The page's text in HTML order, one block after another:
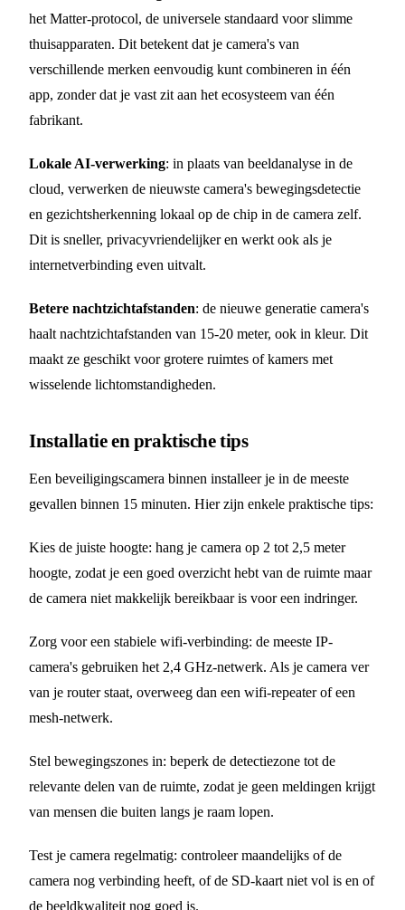
het Matter-protocol, de universele standaard voor slimme
thuisapparaten. Dit betekent dat je camera's van
verschillende merken eenvoudig kunt combineren in één
app, zonder dat je vast zit aan het ecosysteem van één
fabrikant.
Lokale AI-verwerking: in plaats van beeldanalyse in de
cloud, verwerken de nieuwste camera's bewegingsdetectie
en gezichtsherkenning lokaal op de chip in de camera zelf.
Dit is sneller, privacyvriendelijker en werkt ook als je
internetverbinding even uitvalt.
Betere nachtzichtafstanden: de nieuwe generatie camera's
haalt nachtzichtafstanden van 15-20 meter, ook in kleur. Dit
maakt ze geschikt voor grotere ruimtes of kamers met
wisselende lichtomstandigheden.
Installatie en praktische tips
Een beveiligingscamera binnen installeer je in de meeste
gevallen binnen 15 minuten. Hier zijn enkele praktische tips:
Kies de juiste hoogte: hang je camera op 2 tot 2,5 meter
hoogte, zodat je een goed overzicht hebt van de ruimte maar
de camera niet makkelijk bereikbaar is voor een indringer.
Zorg voor een stabiele wifi-verbinding: de meeste IP-
camera's gebruiken het 2,4 GHz-netwerk. Als je camera ver
van je router staat, overweeg dan een wifi-repeater of een
mesh-netwerk.
Stel bewegingszones in: beperk de detectiezone tot de
relevante delen van de ruimte, zodat je geen meldingen krijgt
van mensen die buiten langs je raam lopen.
Test je camera regelmatig: controleer maandelijks of de
camera nog verbinding heeft, of de SD-kaart niet vol is en of
de beeldkwaliteit nog goed is.